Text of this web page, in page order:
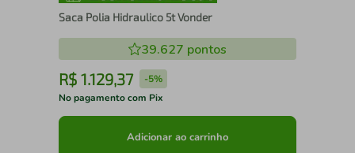
Saca Polia Hidraulico 5t Vonder
39.627 pontos
R$ 1.129,37 -5%
No pagamento com Pix
Adicionar ao carrinho